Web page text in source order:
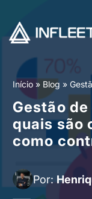
Início » Blog »
Gestão
quais são
como
Por: